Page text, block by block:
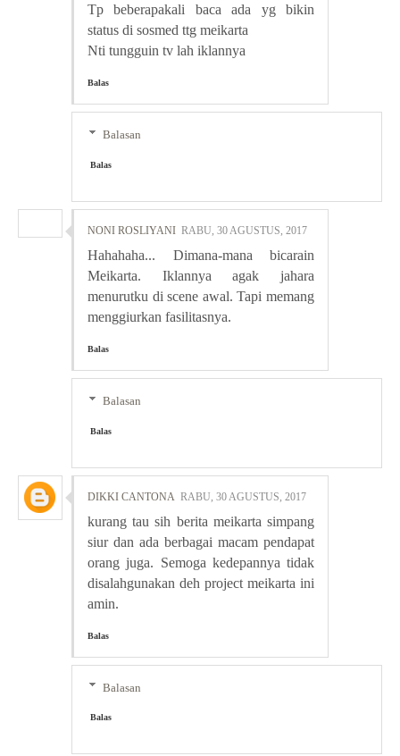
Tp beberapakali baca ada yg bikin
status di sosmed ttg meikarta
Nti tungguin tv lah iklannya
Balas
Balasan
Balas
NONI ROSLIYANI RABU, 30 AGUSTUS, 2017
Hahahaha... Dimana-mana bicarain
Meikarta. Iklannya agak jahara
menurutku di scene awal. Tapi memang
menggiurkan fasilitasnya.
Balas
Balasan
Balas
DIKKI CANTONA RABU, 30 AGUSTUS, 2017
kurang tau sih berita meikarta simpang
siur dan ada berbagai macam pendapat
orang juga. Semoga kedepannya tidak
disalahgunakan deh project meikarta ini
amin.
Balas
Balasan
Balas